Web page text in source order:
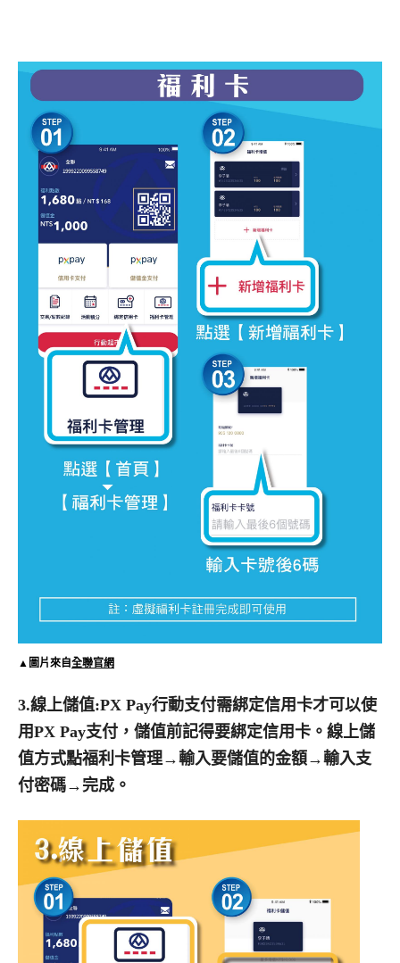
▲圖片來自全聯官網
3.線上儲值:PX Pay行動支付需綁定信用卡才可以使
用PX Pay支付，儲值前記得要綁定信用卡。線上儲
值方式點福利卡管理→輸入要儲值的金額→輸入支
付密碼→完成。